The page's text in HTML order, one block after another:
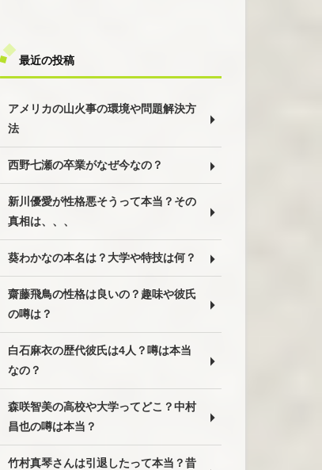
最近の投稿
アメリカの山火事の環境や問題解決方
法
西野七瀬の卒業がなぜ今なの？
新川優愛が性格悪そうって本当？その
真相は、、、
葵わかなの本名は？大学や特技は何？
齋藤飛鳥の性格は良いの？趣味や彼氏
の噂は？
白石麻衣の歴代彼氏は4人？噂は本当
なの？
森咲智美の高校や大学ってどこ？中村
昌也の噂は本当？
竹村真琴さんは引退したって本当？昔